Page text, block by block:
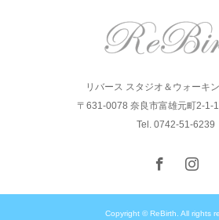
リバース スタジオ＆ウォーキ
〒631-0078 奈良市富雄元町2-1-
Tel. 0742-51-6239
Copyright © ReBirth. All rights